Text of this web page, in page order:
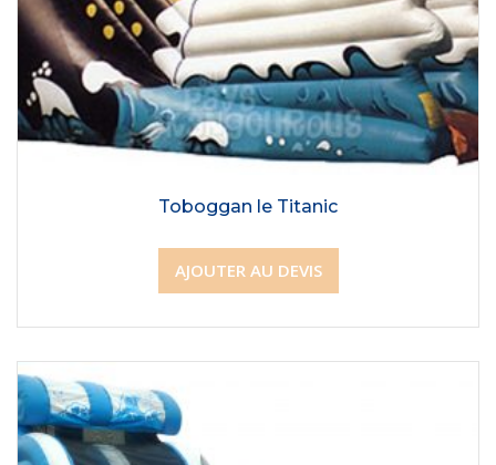
Toboggan le Titanic
AJOUTER AU DEVIS